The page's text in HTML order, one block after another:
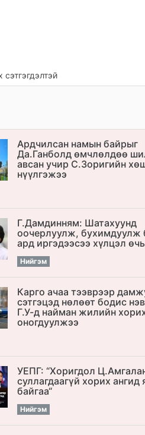
Ардчилсан намын байрыг
Да.Ганболд өмчлөлдөө
авсан учир С.Зоригийн
нүүлгэжээ
Г.Дамдинням: Шатахуунд
оочерлуулж, бухимдуулж
ард иргэдээсээ хүлцэл
Нийгэм
Карго ачаа тээврээр
сэтгэцэд нөлөөт бодис
Г.У-д найман жилийн
оногдуулжээ
УЕПГ: “Хоригдол
cуллагдаагүй хорих
байгаа“
Нийгэм